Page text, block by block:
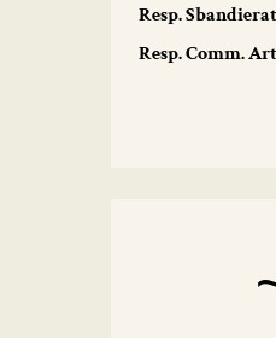
Resp.
Resp. Comm.